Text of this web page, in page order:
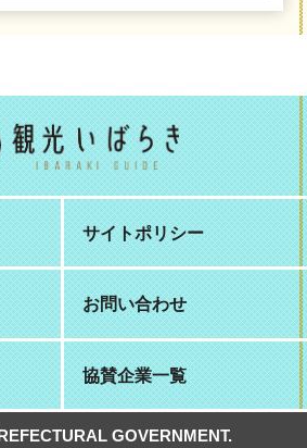
サイトポリシー
お問い合わせ
協賛企業一覧
GOVERNMENT.